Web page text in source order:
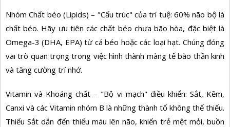
Nhóm Chất béo (Lipids) – "Cấu trúc" của trí tuệ: 60% não bộ là
chất béo. Hãy ưu tiên các chất béo chưa bão hòa, đặc biệt là
Omega-3 (DHA, EPA) từ cá béo hoặc các loại hạt. Chúng đóng
vai trò quan trọng trong việc hình thành màng tế bào thần kinh
và tăng cường trí nhớ.
Vitamin và Khoáng chất – "Bộ vi mạch" điều khiển: Sắt, Kẽm,
Canxi và các Vitamin nhóm B là những thành tố không thể thiếu.
Thiếu Sắt dẫn đến thiếu máu lên não, khiến trẻ mệt mỏi, buồn